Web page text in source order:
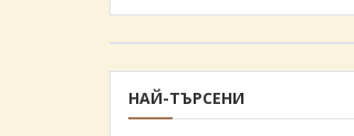
НАЙ-ТЪРСЕНИ